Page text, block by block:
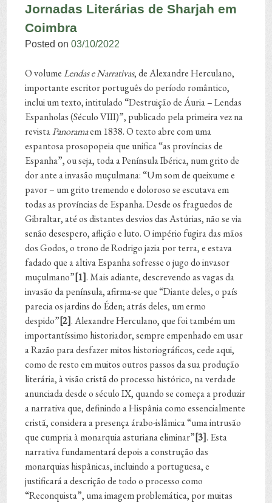
Jornadas Literárias de Sharjah em
Coimbra
Posted on03/10/2022
O volumeLendas e Narrativas, de Alexandre Herculano,
importante escritor português do período romântico,
inclui um texto, intitulado “Destruição de Áuria – Lendas
Espanholas (Século VIII)”, publicado pela primeira vez na
revistaPanoramaem 1838. O texto abre com uma
espantosa prosopopeia que unifica “as províncias de
Espanha”, ou seja, toda a Península Ibérica, num grito de
dor ante a invasão muçulmana: “Um som de queixume e
pavor – um grito tremendo e doloroso se escutava em
todas as províncias de Espanha. Desde os fraguedos de
Gibraltar, até os distantes desvios das Astúrias, não se via
senão desespero, aflição e luto. O império fugira das mãos
dos Godos, o trono de Rodrigo jazia por terra, e estava
fadado que a altiva Espanha sofresse o jugo do invasor
muçulmano”[1]. Mais adiante, descrevendo as vagas da
invasão da península, afirma-se que “Diante deles, o país
parecia os jardins do Éden; atrás deles, um ermo
despido”[2]. Alexandre Herculano, que foi também um
importantíssimo historiador, sempre empenhado em usar
a Razão para desfazer mitos historiográficos, cede aqui,
como de resto em muitos outros passos da sua produção
literária, à visão cristã do processo histórico, na verdade
anunciada desde o século IX, quando se começa a produzir
a narrativa que, definindo a Hispânia como essencialmente
cristã, considera a presença árabo-islâmica “uma intrusão
que cumpria à monarquia asturiana eliminar”[3]. Esta
narrativa fundamentará depois a construção das
monarquias hispânicas, incluindo a portuguesa, e
justificará a descrição de todo o processo como
“Reconquista”, uma imagem problemática, por muitas